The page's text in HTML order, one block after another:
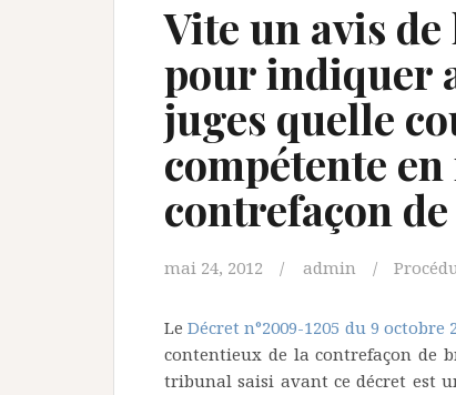
Vite un avis
pour indiquer
juges quelle
compétente
contrefaçon
mai 24, 2012 admin
LeDécret n°2009-1205 du 9 octobre
contentieux de la contrefaçon de
tribunal saisi avant ce décret est